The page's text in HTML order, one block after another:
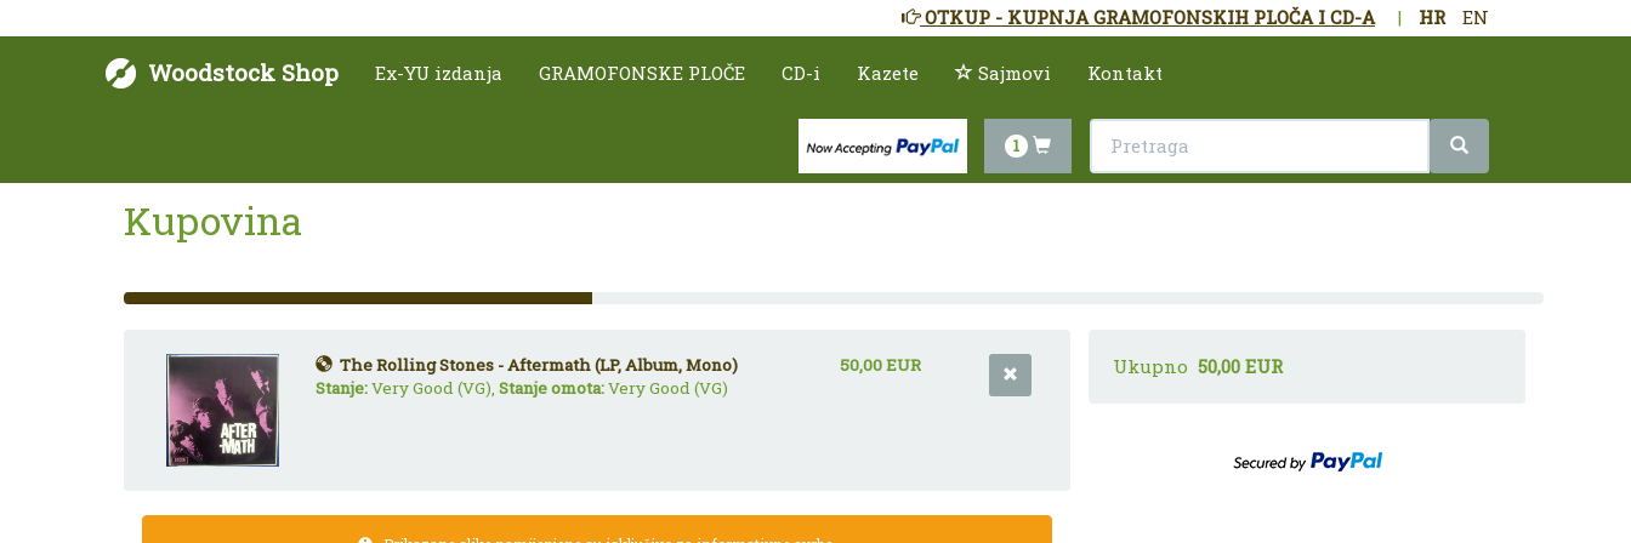
HR EN
|
OTKUP - KUPNJA GRAMOFONSKIH PLOČA I CD-A
Woodstock Shop Ex-YU izdanja GRAMOFONSKE PLOČE CD-i Kazete Sajmovi Kontakt
1
Kupovina
33%
Complete
The Rolling Stones - Aftermath (LP, Album, Mono)
Stanje:Very Good (VG),Stanje omota:Very Good (VG)
50,00 EUR Ukupno 50,00 EUR